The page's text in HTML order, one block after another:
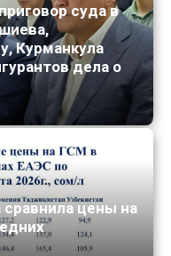
суда в
Курманкула
дела о
цены на